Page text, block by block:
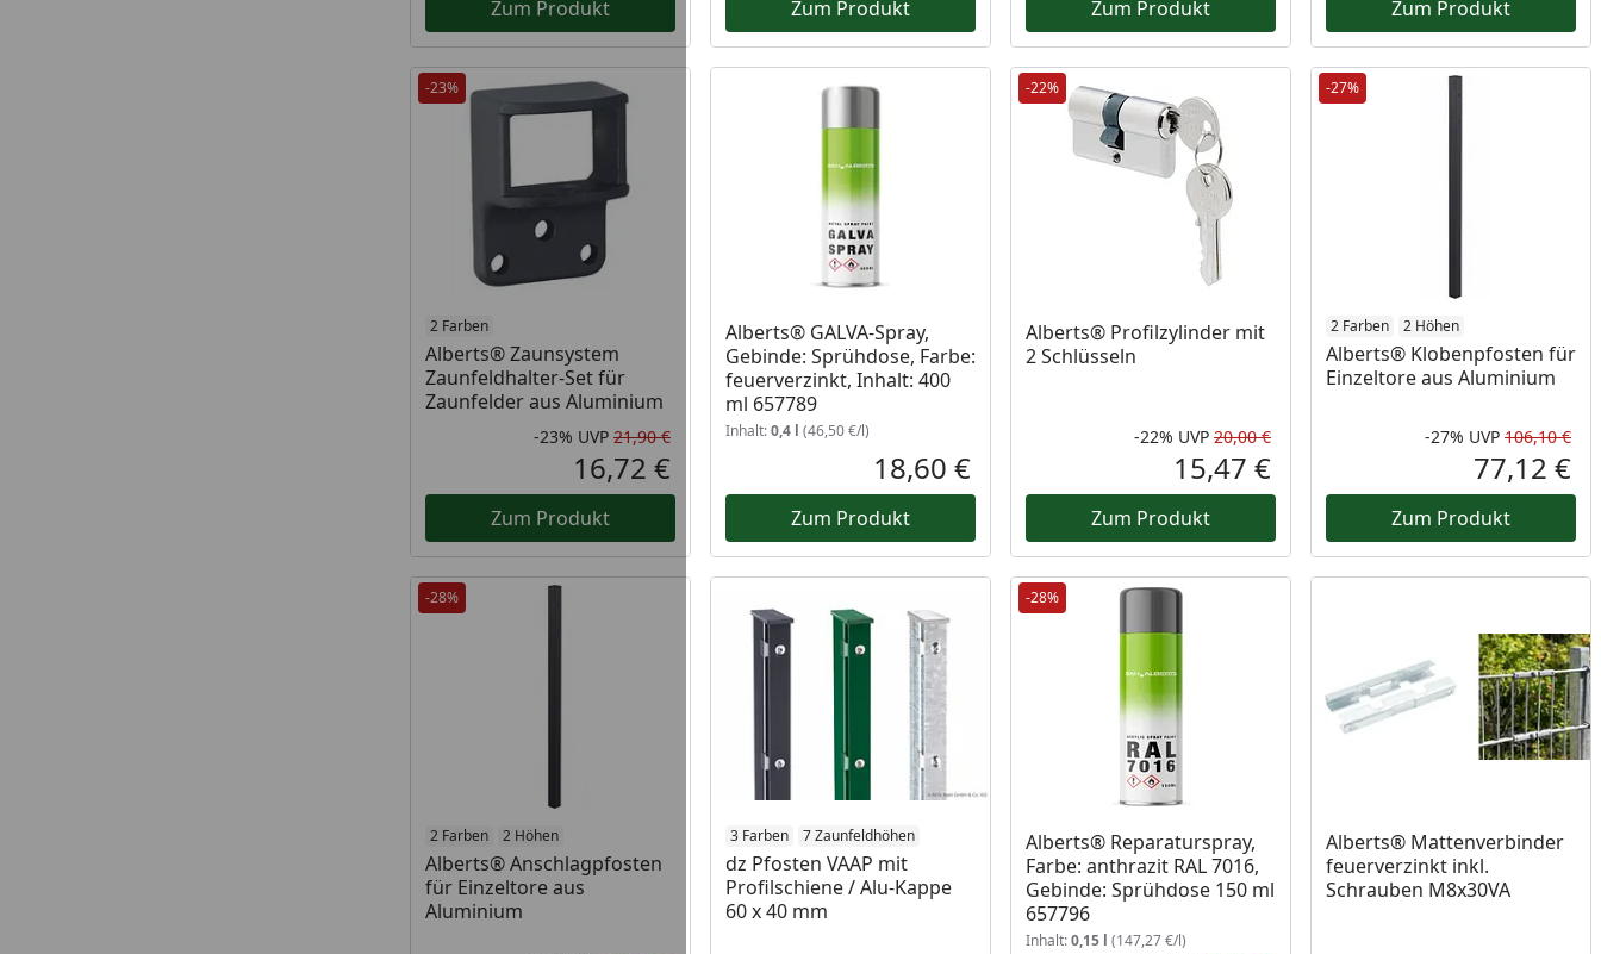
Zum Produkt Zum Produkt Zum Produkt Zum Produkt
-23%
2 Farben
Alberts® Zaunsystem
Zaunfeldhalter-Set für
Zaunfelder aus Aluminium
Rabatt in Prozent
-23%
Ursprünglicher Preis
UVP 21,90 €
Aktueller Preis
16,72 €
Zum Produkt
Alberts® GALVA-Spray,
Gebinde: Sprühdose, Farbe:
feuerverzinkt, Inhalt: 400
ml 657789
Inhalt:0,4 l (46,50 €/l)
Aktueller Preis
18,60 €
Zum Produkt
-22%
Alberts® Profilzylinder mit
2 Schlüsseln
Rabatt in Prozent
-22%
Ursprünglicher Preis
UVP 20,00 €
Aktueller Preis
15,47 €
Zum Produkt
-27%
2 Farben 2 Höhen
Alberts® Klobenpfosten für
Einzeltore aus Aluminium
-27% UVP 106,10 €
77,12 €
Zum Produkt
-28%
2 Farben 2 Höhen
Alberts® Anschlagpfosten
für Einzeltore aus
Aluminium
3 Farben 7 Zaunfeldhöhen
dz Pfosten VAAP mit
Profilschiene / Alu-Kappe
60 x 40 mm
-28%
Alberts® Reparaturspray,
Farbe: anthrazit RAL 7016,
Gebinde: Sprühdose 150 ml
657796
Inhalt:0,15 l (147,27 €/l)
Alberts® Mattenverbinder
feuerverzinkt inkl.
Schrauben M8x30VA